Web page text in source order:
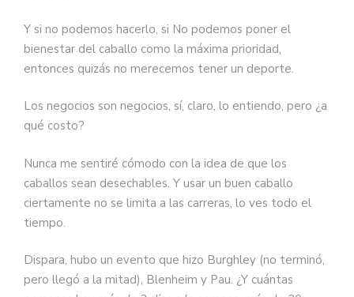
Y si no podemos hacerlo, si No podemos poner el
bienestar del caballo como la máxima prioridad,
entonces quizás no merecemos tener un deporte.
Los negocios son negocios, sí, claro, lo entiendo, pero ¿a
qué costo?
Nunca me sentiré cómodo con la idea de que los
caballos sean desechables. Y usar un buen caballo
ciertamente no se limita a las carreras, lo ves todo el
tiempo.
Dispara, hubo un evento que hizo Burghley (no terminó,
pero llegó a la mitad), Blenheim y Pau. ¿Y cuántas